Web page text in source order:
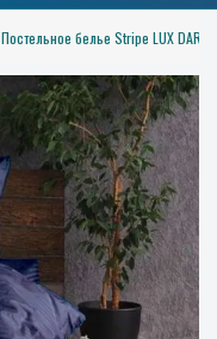
Постельное белье Stripe LUX DARK